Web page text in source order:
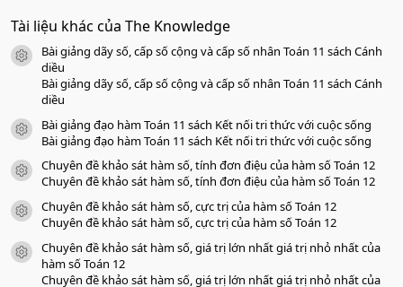
0
0
a
Tài liệu khác của The Knowledge
icon tài liệu
Bài giảng dãy số, cấp số cộng và cấp số nhân Toán 11 sách Cánh
diều
Bài giảng dãy số, cấp số cộng và cấp số nhân Toán 11 sách Cánh
diều
icon tài liệu
Bài giảng đạo hàm Toán 11 sách Kết nối tri thức với cuộc sống
Bài giảng đạo hàm Toán 11 sách Kết nối tri thức với cuộc sống
icon tài liệu
Chuyên đề khảo sát hàm số, tính đơn điệu của hàm số Toán 12
Chuyên đề khảo sát hàm số, tính đơn điệu của hàm số Toán 12
icon tài liệu
Chuyên đề khảo sát hàm số, cực trị của hàm số Toán 12
Chuyên đề khảo sát hàm số, cực trị của hàm số Toán 12
icon tài liệu
Chuyên đề khảo sát hàm số, giá trị lớn nhất giá trị nhỏ nhất của
hàm số Toán 12
Chuyên đề khảo sát hàm số, giá trị lớn nhất giá trị nhỏ nhất của